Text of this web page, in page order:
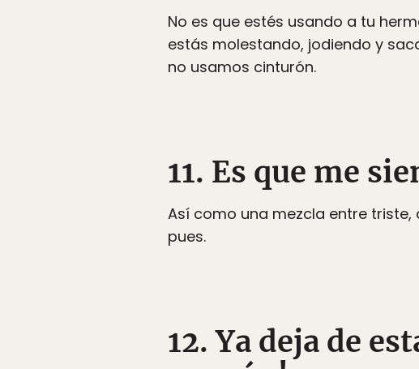
No es que estés usando a tu
estás molestando, jodiendo y
no usamos cinturón.
11. Es que me
Así como una mezcla entre
pues.
12. Ya deja de